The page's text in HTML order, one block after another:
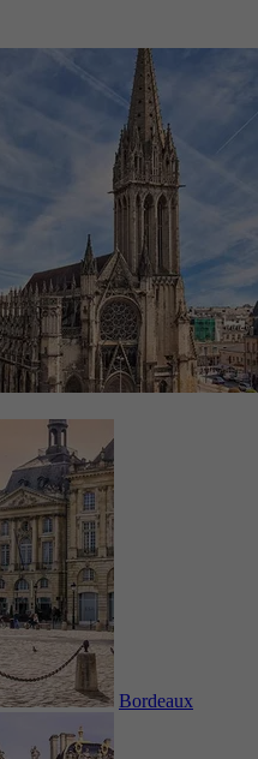
Bordeaux